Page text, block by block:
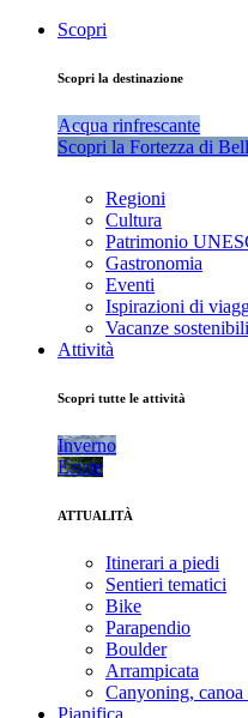
Scopri
Scopri la destinazione
Acqua rinfrescante
Scopri la Fortezza di
Regioni
Cultura
Patrimonio
Gastronomia
Eventi
Ispirazioni di
Vacanze sostenibili
Attività
Scopri tutte le attività
Inverno
Estate
ATTUALITÀ
Itinerari a piedi
Sentieri tematici
Bike
Parapendio
Boulder
Arrampicata
Canyoning,
Pianifica